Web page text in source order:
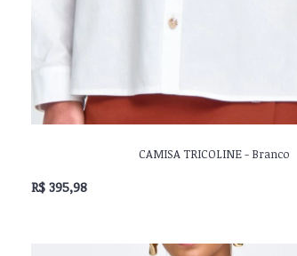
CAMISA TRICOLINE - Branco
R$ 395,98